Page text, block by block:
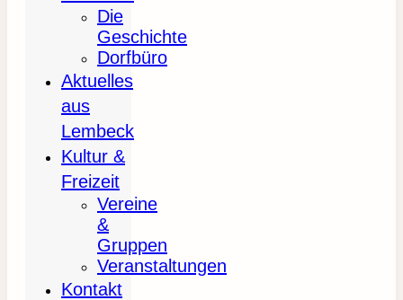
Die
Geschichte
Dorfbüro
Aktuelles
aus
Lembeck
Kultur &
Freizeit
Vereine
&
Gruppen
Veranstaltungen
Kontakt